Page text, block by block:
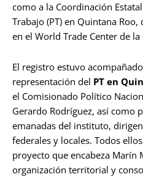
como a la Coordinación
Trabajo (PT) en Quintana
en el World Trade Center de
El registro estuvo
representación del PT en
el Comisionado Político
Gerardo Rodríguez, así como
emanadas del instituto,
federales y locales. Todos
proyecto que encabeza
organización territorial y